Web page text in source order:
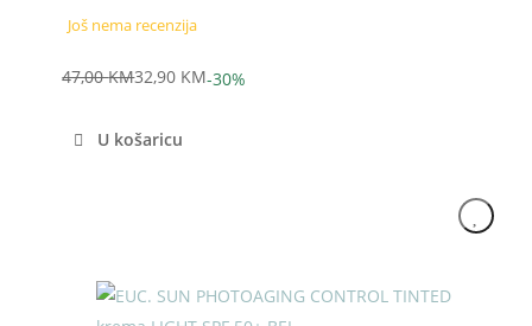
Još nema recenzija
47,00KM
Izvorna
bila
32,90 KM
Trenutna
je:
-30%
U košaricu